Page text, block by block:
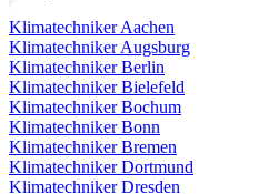
Klimatechniker Aachen
Klimatechniker Augsburg
Klimatechniker Berlin
Klimatechniker Bielefeld
Klimatechniker Bochum
Klimatechniker Bonn
Klimatechniker Bremen
Klimatechniker Dortmund
Klimatechniker Dresden